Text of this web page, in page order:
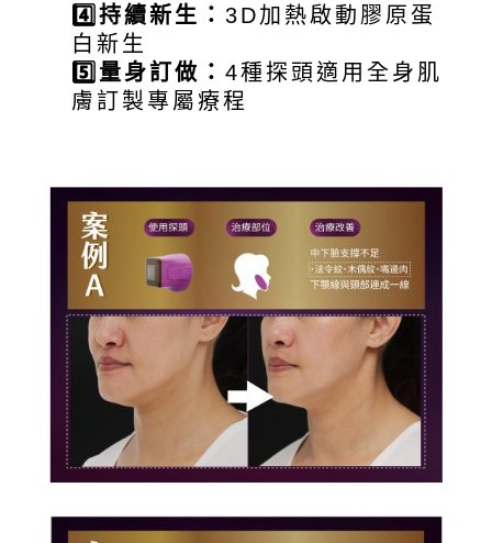
4️⃣持續新生： 3D加熱啟動膠原蛋
白新生
5️⃣ 量身訂做： 4種探頭適用全身肌
膚訂製專屬療程